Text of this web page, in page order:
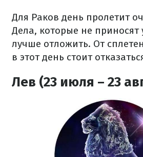
Для Раков день пролетит
Дела, которые не приносят
лучше отложить. От
в этот день стоит
Лев (23 июля – 23